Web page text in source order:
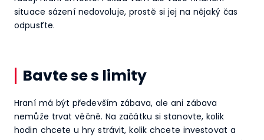
situace sázení nedovoluje, prostě si jej na nějaký čas
odpusťte.
Bavte se s limity
Hraní má být především zábava, ale ani zábava
nemůže trvat věčně. Na začátku si stanovte, kolik
hodin chcete u hry strávit, kolik chcete investovat a